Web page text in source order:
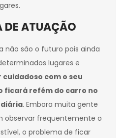
DE ATUAÇÃO
não são o futuro pois ainda
lugares e
cuidadoso com o seu
ficará refém do carro no
. Embora muita gente
observar frequentemente o
o problema de ficar